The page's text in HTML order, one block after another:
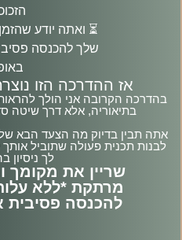
⏳ ואתה יודע
שלך להכנסה
אז ההדרכה הזו
בהדרכה הקרובה אני הולך
בתיאוריה, אלא דרך שיטה
אתה תבין בדיוק מה הצעד הבא
לבנות תכנית פעולה שתוביל
לך ניסיון
שריין את מקומך
מרתקת *ללא
להכנסה פסיבית